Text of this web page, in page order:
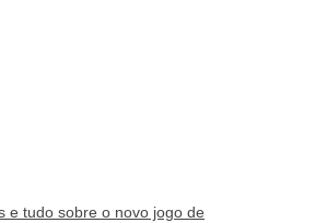
e tudo sobre o novo jogo de